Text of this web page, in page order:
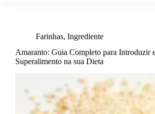
Farinhas, Ingrediente
Amaranto: Guia Completo para Introduzir
Superalimento na sua Dieta